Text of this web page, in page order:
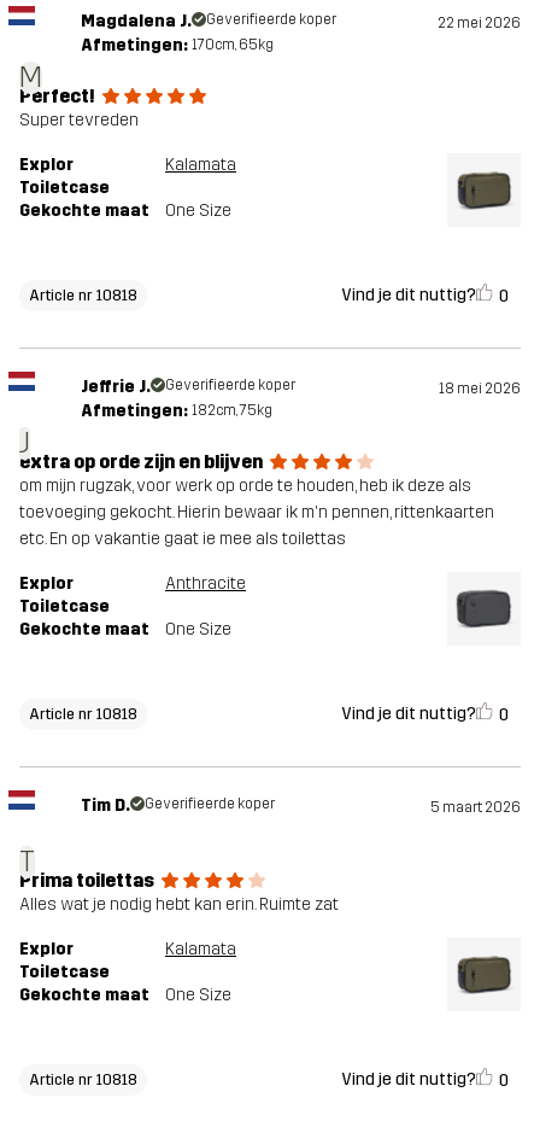
M
Magdalena J. Geverifieerde koper 22 mei 2026
Afmetingen: 170cm, 65kg
Perfect!
Super tevreden
Explor
Toiletcase
Kalamata
Gekochte maat One Size
Article nr 10818 Vind je dit nuttig? 0
J
Jeffrie J. Geverifieerde koper 18 mei 2026
Afmetingen: 182cm, 75kg
extra op orde zijn en blijven
om mijn rugzak, voor werk op orde te houden, heb ik deze als
toevoeging gekocht. Hierin bewaar ik m'n pennen, rittenkaarten
etc. En op vakantie gaat ie mee als toilettas
Explor
Toiletcase
Anthracite
Gekochte maat One Size
Article nr 10818 Vind je dit nuttig? 0
T
Tim D. Geverifieerde koper 5 maart 2026
Prima toilettas
Alles wat je nodig hebt kan erin. Ruimte zat
Explor
Toiletcase
Kalamata
Gekochte maat One Size
Article nr 10818 Vind je dit nuttig? 0